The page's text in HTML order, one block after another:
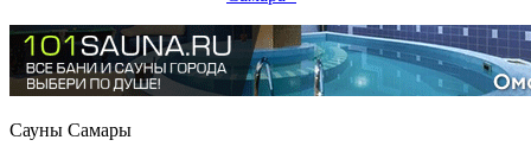
Сауны Самары